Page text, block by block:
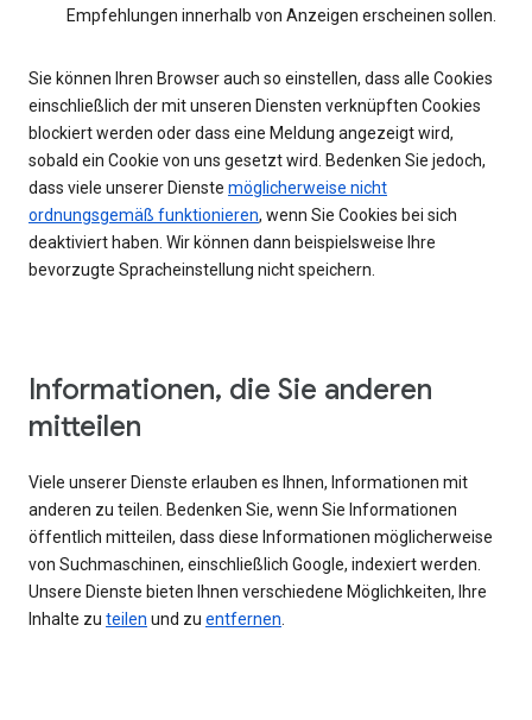
Empfehlungen innerhalb von Anzeigen erscheinen sollen.
Sie können Ihren Browser auch so einstellen, dass alle Cookies
einschließlich der mit unseren Diensten verknüpften Cookies
blockiert werden oder dass eine Meldung angezeigt wird,
sobald ein Cookie von uns gesetzt wird. Bedenken Sie jedoch,
dass viele unserer Dienste möglicherweise nicht
ordnungsgemäß funktionieren, wenn Sie Cookies bei sich
deaktiviert haben. Wir können dann beispielsweise Ihre
bevorzugte Spracheinstellung nicht speichern.
Informationen, die Sie anderen
mitteilen
Viele unserer Dienste erlauben es Ihnen, Informationen mit
anderen zu teilen. Bedenken Sie, wenn Sie Informationen
öffentlich mitteilen, dass diese Informationen möglicherweise
von Suchmaschinen, einschließlich Google, indexiert werden.
Unsere Dienste bieten Ihnen verschiedene Möglichkeiten, Ihre
Inhalte zu teilen und zu entfernen.